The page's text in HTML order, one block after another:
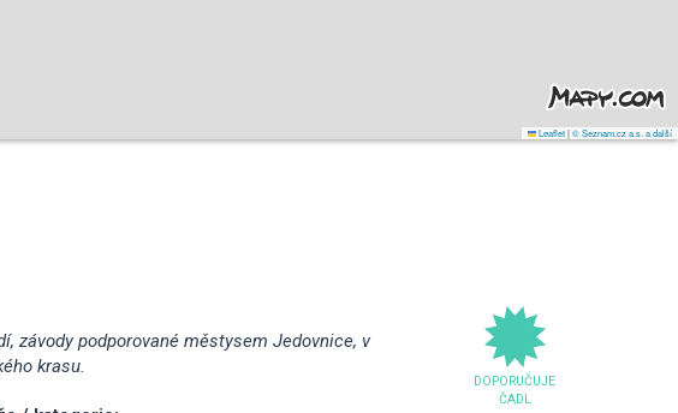
Leaflet|© Seznam.cz a.s. a další
DOPORUČUJE
ČADL
závody podporované městysem Jedovnice, v
krasu.